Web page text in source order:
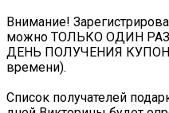
Внимание!
можно ТОЛЬКО ОДИН
ДЕНЬ ПОЛУЧЕНИЯ
времени).
Список получателей